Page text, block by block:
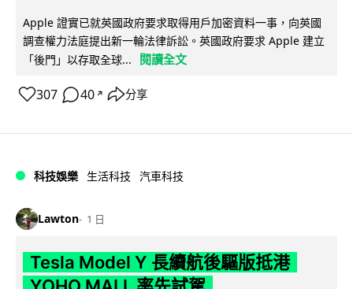
Apple 證實已就英國政府要求取得用戶加密資料一事，向英國
調查權力法庭提出新一輪法律訴訟。英國政府要求 Apple 建立
「後門」以存取全球...
閱讀全文
307 40 ↗ 分享
科技娛樂 生活科技 汽車科技
Lawton 1 日
Tesla Model Y 長續航後驅版抵港